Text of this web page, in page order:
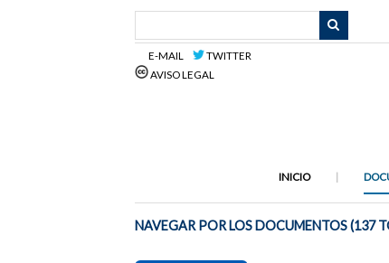
E-MAIL
TWITTER
AVISO LEGAL
INICIO
NAVEGAR POR LOS DOCUMENTOS (137